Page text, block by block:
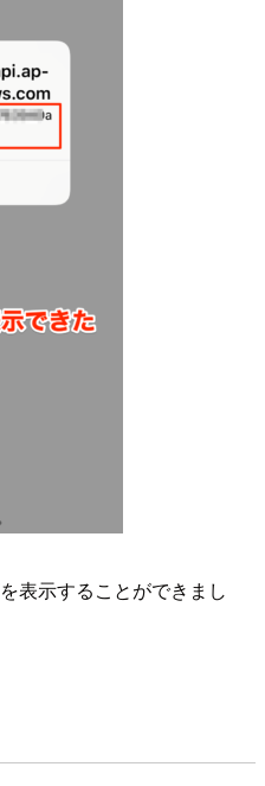
表示することができまし